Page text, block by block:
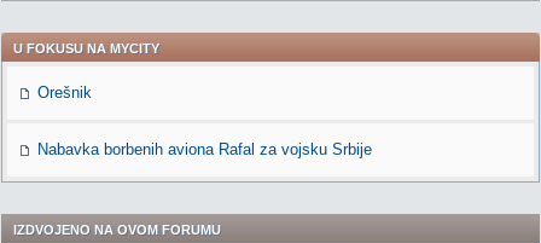
U FOKUSU NA MYCITY
Orešnik
Nabavka borbenih aviona Rafal za vojsku Srbije
IZDVOJENO NA OVOM FORUMU